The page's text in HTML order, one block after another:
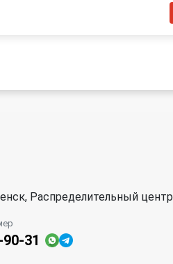
Распределительный центр
31